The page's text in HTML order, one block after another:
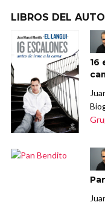
LIBROS DEL
16